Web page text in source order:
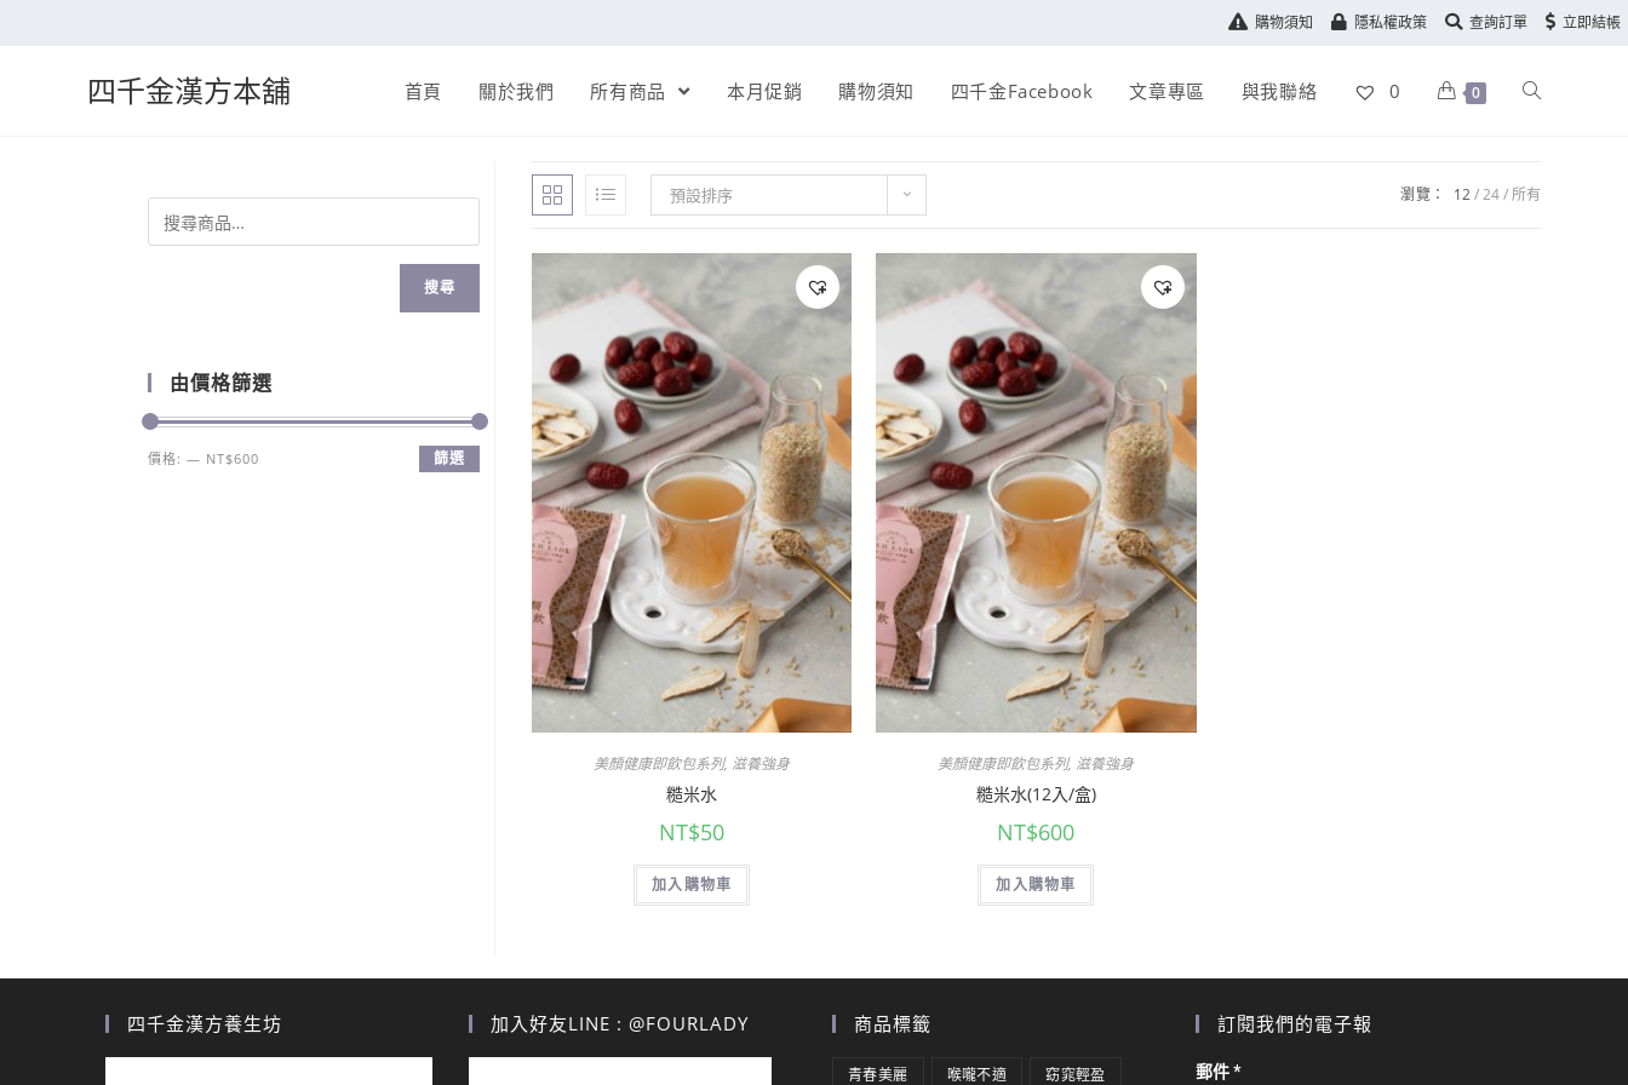
購物須知 隱私權政策 查詢訂單 立即結帳
四千金漢方本舖 首頁 關於我們 所有商品 本月促銷 購物須知 四千金Facebook 文章專區 與我聯絡 0 0
預設排序 瀏覽： 12 24 所有
美顏健康即飲包系列, 滋養強身
糙米水
NT$50
加入購物車
美顏健康即飲包系列, 滋養強身
糙米水(12入/盒)
NT$600
加入購物車
搜尋
由價格篩選
篩選
價格: — NT$600
四千金漢方養生坊 加入好友LINE : @FOURLADY 商品標籤
青春美麗 喉嚨不適 窈窕輕盈
訂閱我們的電子報
郵件*